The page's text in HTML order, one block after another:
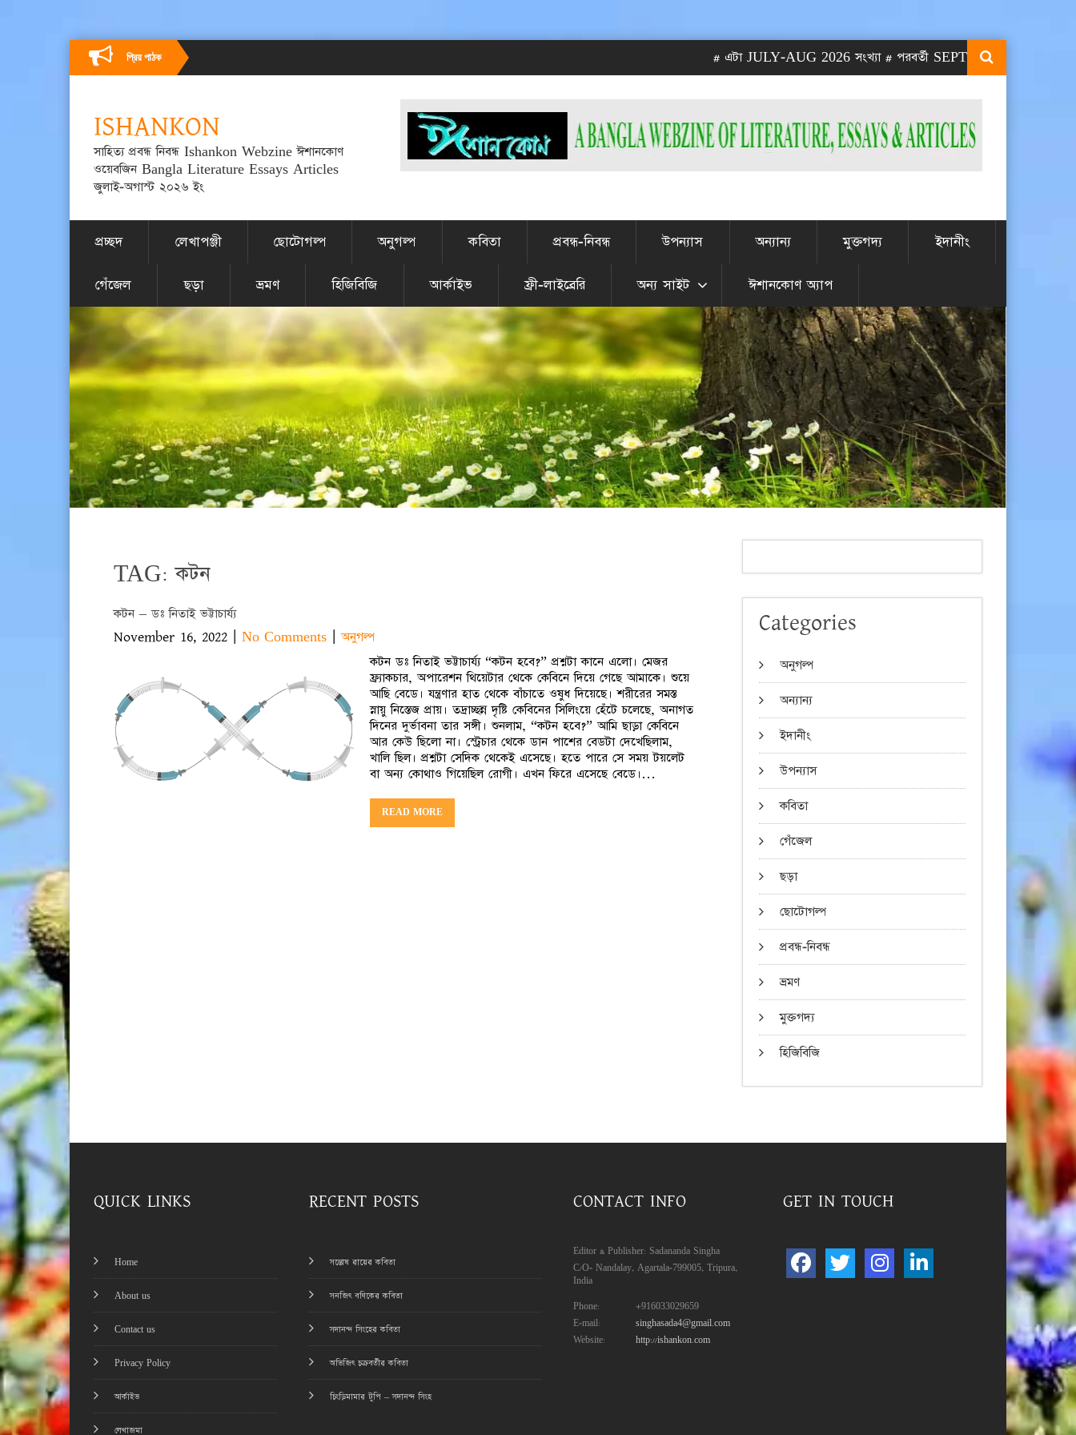
প্রিয় পাঠক # এটা JULY-AUG 2026 সংখ্যা # পরবর্তী SEPT-OCT 2026 সংখ্যা
ISHANKON
সাহিত্য প্রবন্ধ নিবন্ধ Ishankon Webzine ঈশানকোণ
ওয়েবজিন Bangla Literature Essays Articles
জুলাই-অগাস্ট ২০২৬ ইং
প্রচ্ছদ লেখাপঞ্জী ছোটোগল্প অনুগল্প কবিতা প্রবন্ধ-নিবন্ধ উপন্যাস অন্যান্য মুক্তগদ্য ইদানীং
গেঁজেল ছড়া ভ্রমণ হিজিবিজি আর্কাইভ ফ্রী-লাইব্রেরি অন্য সাইট ঈশানকোণ অ্যাপ
TAG: কটন
কটন – ডঃ নিতাই ভট্টাচার্য্য
November 16, 2022 | No Comments |অনুগল্প
কটন ডঃ নিতাই ভট্টাচার্য্য “কটন হবে?” প্রশ্নটা কানে এলো। মেজর
ফ্র্যাকচার, অপারেশন থিয়েটার থেকে কেবিনে দিয়ে গেছে আমাকে। শুয়ে
আছি বেডে। যন্ত্রণার হাত থেকে বাঁচাতে ওষুধ দিয়েছে। শরীরের সমস্ত
স্নায়ু নিস্তেজ প্রায়। তদ্রাচ্ছন্ন দৃষ্টি কেবিনের সিলিংয়ে হেঁটে চলেছে, অনাগত
দিনের দুর্ভাবনা তার সঙ্গী। শুনলাম, “কটন হবে?” আমি ছাড়া কেবিনে
আর কেউ ছিলো না। স্ট্রেচার থেকে ডান পাশের বেডটা দেখেছিলাম,
খালি ছিল। প্রশ্নটা সেদিক থেকেই এসেছে। হতে পারে সে সময় টয়লেট
বা অন্য কোথাও গিয়েছিল রোগী। এখন ফিরে এসেছে বেডে।…
READ MORE
Categories
অনুগল্প
অন্যান্য
ইদানীং
উপন্যাস
কবিতা
গেঁজেল
ছড়া
ছোটোগল্প
প্রবন্ধ-নিবন্ধ
ভ্রমণ
মুক্তগদ্য
হিজিবিজি
QUICK LINKS
Home
About us
Contact us
Privacy Policy
আর্কাইভ
লেখাজমা
RECENT POSTS
সন্তোষ রায়ের কবিতা
সনজিৎ বণিকের কবিতা
সদানন্দ সিংহের কবিতা
অভিজিৎ চক্রবর্তীর কবিতা
চিংড়িমামার টুপি – সদানন্দ সিংহ
CONTACT INFO
Editor & Publisher: Sadananda Singha
C/O- Nandalay, Agartala-799005, Tripura,
India
Phone:
+916033029659
E-mail:
singhasada4@gmail.com
Website:
http://ishankon.com
GET IN TOUCH